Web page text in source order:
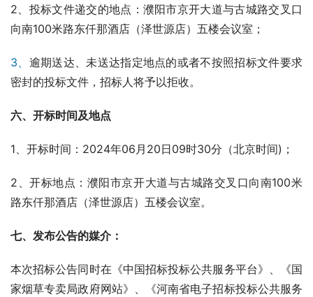
2、投标文件递交的地点：濮阳市京开大道与古城路交叉口
向南100米路东仟那酒店（泽世源店）五楼会议室；
3、 逾期送达、未送达指定地点的或者不按照招标文件要求
密封的投标文件，招标人将予以拒收。
六、 开标时间及地点
1、开标时间：2024年06月20日09时30分（北京时间)；
2、开标地点：濮阳市京开大道与古城路交叉口向南100米
路东仟那酒店（泽世源店）五楼会议室。
七、发布公告的媒介：
本次招标公告同时在《中国招标投标公共服务平台》、《国
家烟草专卖局政府网站》、《河南省电子招标投标公共服务